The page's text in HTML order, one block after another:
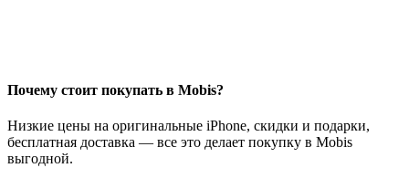
Почему стоит покупать в Mobis?
Низкие цены на оригинальные iPhone, скидки и подарки,
бесплатная доставка — все это делает покупку в Mobis
выгодной.